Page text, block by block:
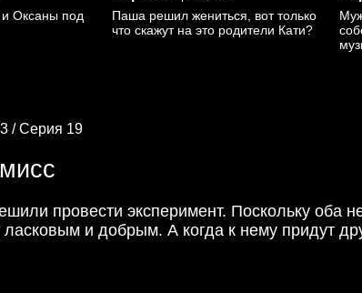
Оксаны под
Паша решил жениться, вот только
что скажут на это родители Кати?
/Серия 19
провести эксперимент. Поскольку оба
и добрым. А когда к нему придут